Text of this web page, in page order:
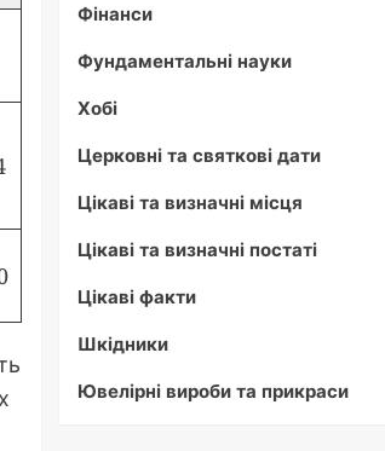
Фінанси
Фундаментальні науки
Хобі
Церковні та святкові дати
Цікаві та визначні місця
Цікаві та визначні постаті
Цікаві факти
Шкідники
Ювелірні вироби та прикраси